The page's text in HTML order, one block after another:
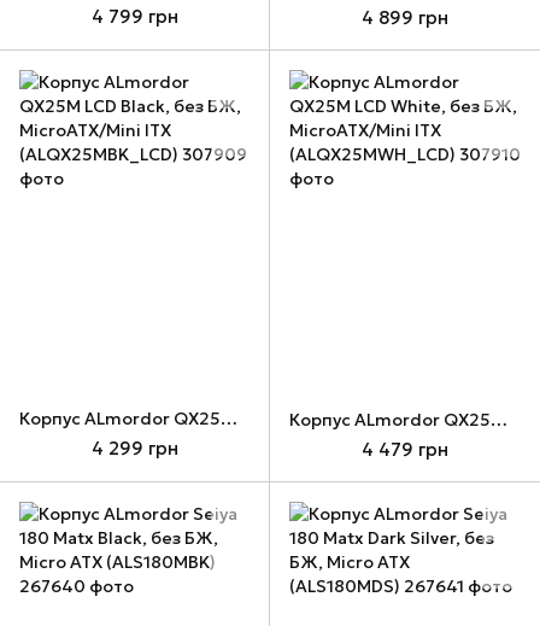
4 799 грн 4 899 грн
Корпус ALmordor QX25M LCD Black, без БЖ, MicroATX/Mini ITX (ALQX25MBK_LCD)
4 299 грн
Корпус ALmordor QX25M LCD White, без БЖ, MicroATX/Mini ITX (ALQX25MWH_LCD)
4 479 грн